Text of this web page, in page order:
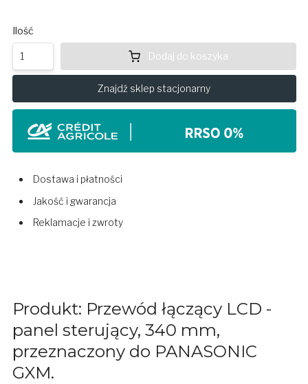
Ilość
Dodaj do koszyka
Znajdź sklep stacjonarny
Dostawa i płatności
Jakość i gwarancja
Reklamacje i zwroty
Produkt: Przewód łączący LCD -
panel sterujący, 340 mm,
przeznaczony do PANASONIC
GXM.